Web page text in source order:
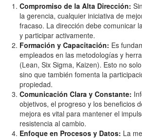
Compromiso de la Alta Dirección:
la gerencia, cualquier iniciativa de
fracaso. La dirección debe comunicar
y participar activamente.
Formación y Capacitación: Es
empleados en las metodologías y
(Lean, Six Sigma, Kaizen). Esto no
sino que también fomenta la
propiedad.
Comunicación Clara y Constante:
objetivos, el progreso y los beneficios
mejora es vital para mantener el
resistencia al cambio.
Enfoque en Procesos y Datos: La